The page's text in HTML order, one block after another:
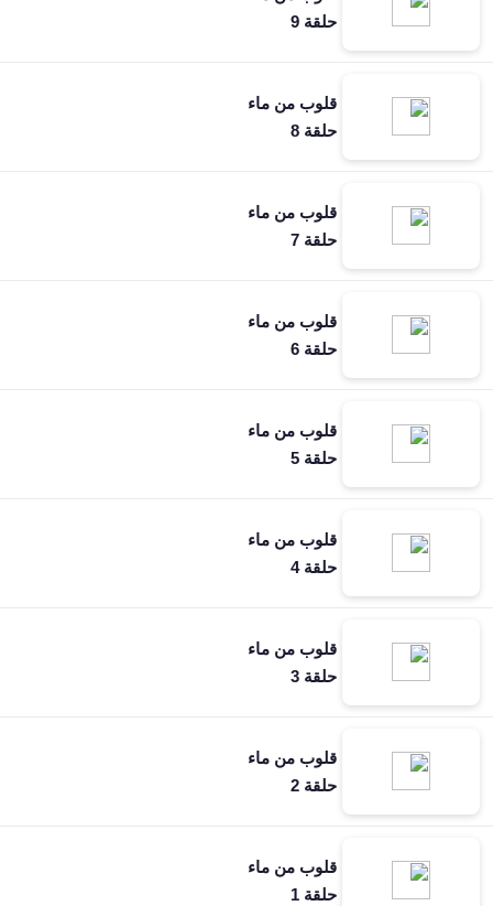
حلقة 9
قلوب من ماء
حلقة 8
قلوب من ماء
حلقة 7
قلوب من ماء
حلقة 6
قلوب من ماء
حلقة 5
قلوب من ماء
حلقة 4
قلوب من ماء
حلقة 3
قلوب من ماء
حلقة 2
قلوب من ماء
حلقة 1